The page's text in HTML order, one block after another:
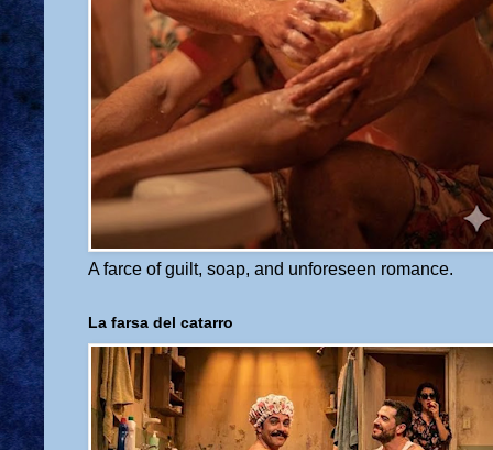
A farce of guilt, soap, and unforeseen romance.
La farsa del catarro